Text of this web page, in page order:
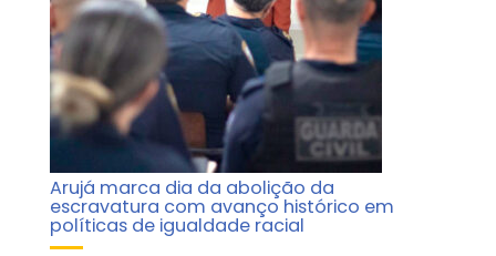
Arujá marca dia da abolição da
escravatura com avanço histórico em
políticas de igualdade racial